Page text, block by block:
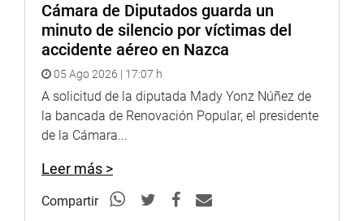
Cámara de Diputados guarda un
minuto de silencio por víctimas del
accidente aéreo en Nazca
05 Ago 2026 | 17:07 h
A solicitud de la diputada Mady Yonz Núñez de
la bancada de Renovación Popular, el presidente
de la Cámara...
Leer más >
Compartir